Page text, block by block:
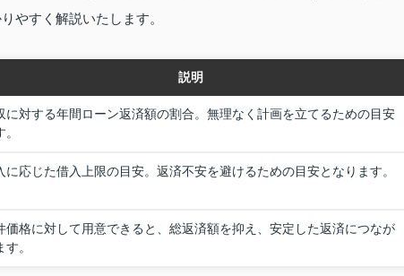
やすく解説いたします。
説明
に対する年間ローン返済額の割合。無理なく計画を立てるための目安
に応じた借入上限の目安。返済不安を避けるための目安となります。
価格に対して用意できると、総返済額を抑え、安定した返済につなが
す。